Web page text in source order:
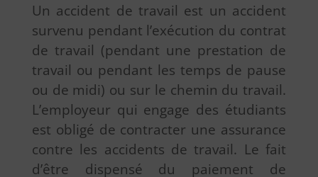
Un accident de travail est un accident
survenu pendant l’exécution du contrat
de travail (pendant une prestation de
travail ou pendant les temps de pause
ou de midi) ou sur le chemin du travail.
L’employeur qui engage des étudiants
est obligé de contracter une assurance
contre les accidents de travail. Le fait
d’être dispensé du paiement de